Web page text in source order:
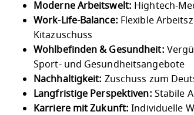
Moderne Arbeitswelt: Hightech-
Work-Life-Balance: Flexible
Kitazuschuss
Wohlbefinden & Gesundheit:
Sport- und Gesundheitsangebote
Nachhaltigkeit: Zuschuss zum
Langfristige Perspektiven: Stabile
Karriere mit Zukunft: Individuelle